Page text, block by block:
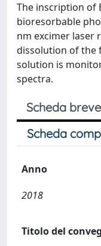
The inscription of
bioresorbable
nm excimer laser
dissolution of the
solution is
spectra.
Scheda breve
Scheda
Anno
2018
Titolo del